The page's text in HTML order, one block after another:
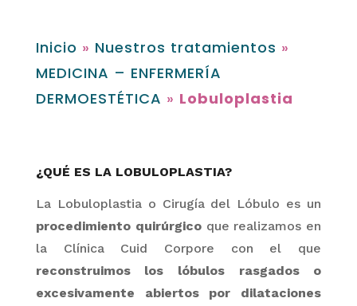
Inicio » Nuestros tratamientos »
MEDICINA – ENFERMERÍA
DERMOESTÉTICA » Lobuloplastia
¿QUÉ ES LA LOBULOPLASTIA?
La Lobuloplastia o Cirugía del Lóbulo es un
procedimiento quirúrgicoque realizamos en
la Clínica Cuid Corpore con el que
reconstruimos los lóbulos rasgados o
excesivamente abiertos por dilataciones